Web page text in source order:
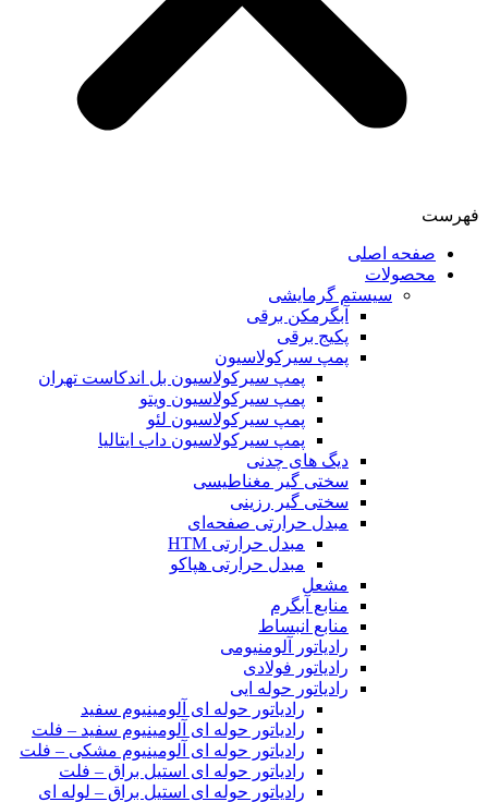
فهرست
صفحه اصلی
محصولات
سیستم گرمایشی
آبگرمکن برقی
پکیج برقی
پمپ سیرکولاسیون
پمپ سیرکولاسیون بل اندکاست تهران
پمپ سیرکولاسیون ویتو
پمپ سیرکولاسیون لئو
پمپ سیرکولاسیون داب ایتالیا
دیگ های چدنی
سختی گیر مغناطیسی
سختی گیر رزینی
مبدل حرارتی صفحه‌ای
مبدل حرارتی HTM‎
مبدل حرارتی هپاکو
مشعل
منابع آبگرم
منابع انبساط
رادیاتور آلومنیومی
رادیاتور فولادی
رادیاتور حوله ایی
رادیاتور حوله ای آلومینیوم سفید
رادیاتور حوله ای آلومینیوم سفید – فلت
رادیاتور حوله ای آلومینیوم مشکی – فلت
رادیاتور حوله ای استیل براق – فلت
رادیاتور حوله ای استیل براق – لوله ای